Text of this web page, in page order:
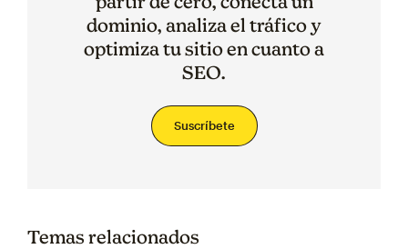
dominio, analiza el tráfico y
optimiza tu sitio en cuanto a
SEO.
Suscríbete
Temas relacionados